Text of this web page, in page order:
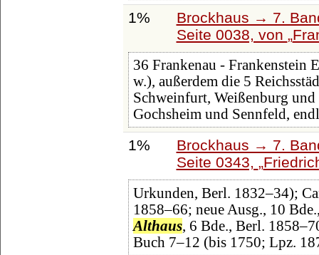
1%
Brockhaus → 7.
Seite 0038, von
36 Frankenau - Frankenstein
w.), außerdem die 5
Schweinfurt, Weißenburg
Gochsheim und Sennfeld,
1%
Brockhaus → 7.
Seite 0343,
Urkunden, Berl. 1832‒34);
1858‒66; neue Ausg., 10
Althaus, 6 Bde., Berl.
Buch 7‒12 (bis 1750; Lpz.